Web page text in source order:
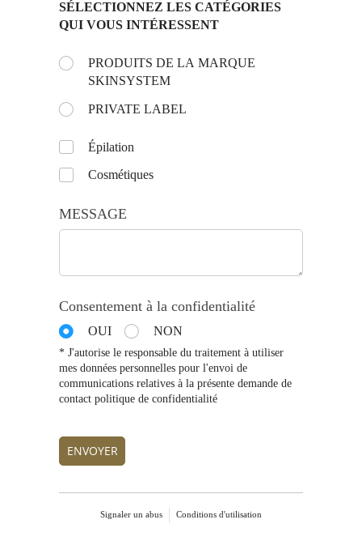
SÉLECTIONNEZ LES CATÉGORIES
QUI VOUS INTÉRESSENT
Choose the day: *
(requis)
PRODUITS DE LA MARQUE
SKINSYSTEM
PRIVATE LABEL
UntitledÉpilation
Cosmétiques
MESSAGE
Consentement à la confidentialité
OUI NON
* J'autorise le responsable du traitement à utiliser
mes données personnelles pour l'envoi de
communications relatives à la présente demande de
contact politique de confidentialité
ENVOYER
Signaler un abus Conditions d'utilisation